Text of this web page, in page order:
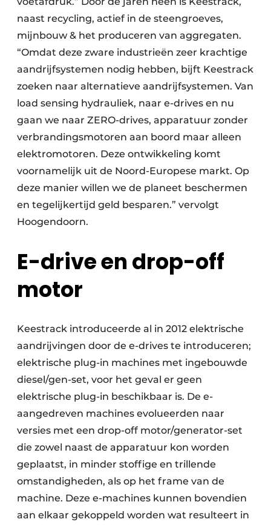
naast recycling, actief in de steengroeves,
mijnbouw & het produceren van aggregaten.
“Omdat deze zware industrieën zeer krachtige
aandrijfsystemen nodig hebben, bijft Keestrack
zoeken naar alternatieve aandrijfsystemen. Van
load sensing hydrauliek, naar e-drives en nu
gaan we naar ZERO-drives, apparatuur zonder
verbrandingsmotoren aan boord maar alleen
elektromotoren. Deze ontwikkeling komt
voornamelijk uit de Noord-Europese markt. Op
deze manier willen we de planeet beschermen
en tegelijkertijd geld besparen.” vervolgt
Hoogendoorn.
E-drive en drop-off
motor
Keestrack introduceerde al in 2012 elektrische
aandrijvingen door de e-drives te introduceren;
elektrische plug-in machines met ingebouwde
diesel/gen-set, voor het geval er geen
elektrische plug-in beschikbaar is. De e-
aangedreven machines evolueerden naar
versies met een drop-off motor/generator-set
die zowel naast de apparatuur kon worden
geplaatst, in minder stoffige en trillende
omstandigheden, als op het frame van de
machine. Deze e-machines kunnen bovendien
aan elkaar gekoppeld worden wat resulteert in